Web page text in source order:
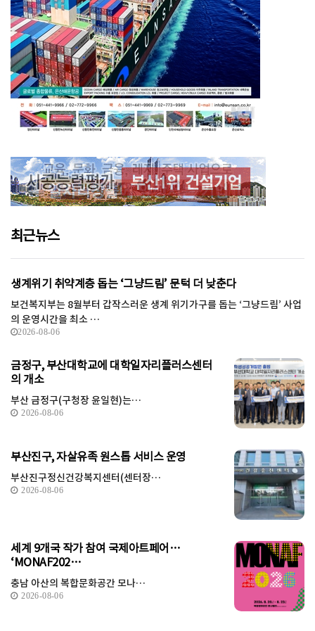
최근뉴스
생계위기 취약계층 돕는 ‘그냥드림’ 문턱 더 낮춘다
보건복지부는 8월부터 갑작스러운 생계 위기가구를 돕는 ‘그냥드림’ 사업
의 운영시간을 최소 …
2026-08-06
금정구, 부산대학교에 대학일자리플러스센터
의 개소
부산 금정구(구청장 윤일현)는…
2026-08-06
부산진구, 자살유족 원스톱 서비스 운영
부산진구정신건강복지센터(센터장…
2026-08-06
세계 9개국 작가 참여 국제아트페어…
‘MONAF202…
충남 아산의 복합문화공간 모나…
2026-08-06